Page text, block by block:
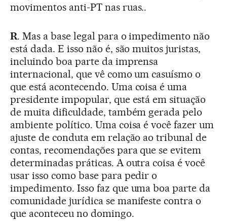
movimentos anti-PT nas ruas..
R. Mas a base legal para o impedimento não
está dada. E isso não é, são muitos juristas,
incluindo boa parte da imprensa
internacional, que vê como um casuísmo o
que está acontecendo. Uma coisa é uma
presidente impopular, que está em situação
de muita dificuldade, também gerada pelo
ambiente político. Uma coisa é você fazer um
ajuste de conduta em relação ao tribunal de
contas, recomendações para que se evitem
determinadas práticas. A outra coisa é você
usar isso como base para pedir o
impedimento. Isso faz que uma boa parte da
comunidade jurídica se manifeste contra o
que aconteceu no domingo.